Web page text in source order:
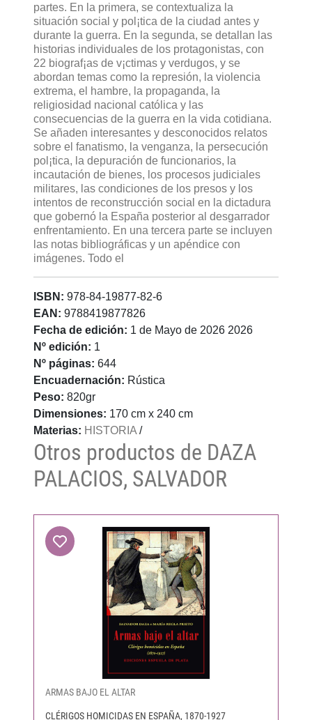
partes. En la primera, se contextualiza la
situación social y pol¡tica de la ciudad antes y
durante la guerra. En la segunda, se detallan las
historias individuales de los protagonistas, con
22 biograf¡as de v¡ctimas y verdugos, y se
abordan temas como la represión, la violencia
extrema, el hambre, la propaganda, la
religiosidad nacional católica y las
consecuencias de la guerra en la vida cotidiana.
Se añaden interesantes y desconocidos relatos
sobre el fanatismo, la venganza, la persecución
pol¡tica, la depuración de funcionarios, la
incautación de bienes, los procesos judiciales
militares, las condiciones de los presos y los
intentos de reconstrucción social en la dictadura
que gobernó la España posterior al desgarrador
enfrentamiento. En una tercera parte se incluyen
las notas bibliográficas y un apéndice con
imágenes. Todo el
ISBN: 978-84-19877-82-6
EAN: 9788419877826
Fecha de edición: 1 de Mayo de 2026 2026
Nº edición: 1
Nº páginas: 644
Encuadernación: Rústica
Peso: 820gr
Dimensiones: 170 cm x 240 cm
Materias: HISTORIA /
Otros productos de DAZA
PALACIOS, SALVADOR
ARMAS BAJO EL ALTAR
CLÉRIGOS HOMICIDAS EN ESPAÑA, 1870-1927